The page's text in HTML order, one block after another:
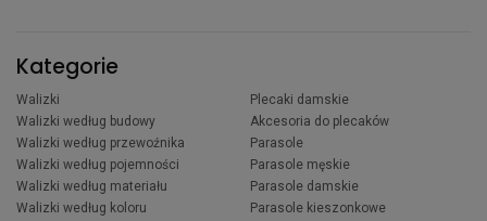
Kategorie
Walizki
Walizki według budowy
Walizki według przewoźnika
Walizki według pojemności
Walizki według materiału
Walizki według koloru
Plecaki damskie
Akcesoria do plecaków
Parasole
Parasole męskie
Parasole damskie
Parasole kieszonkowe